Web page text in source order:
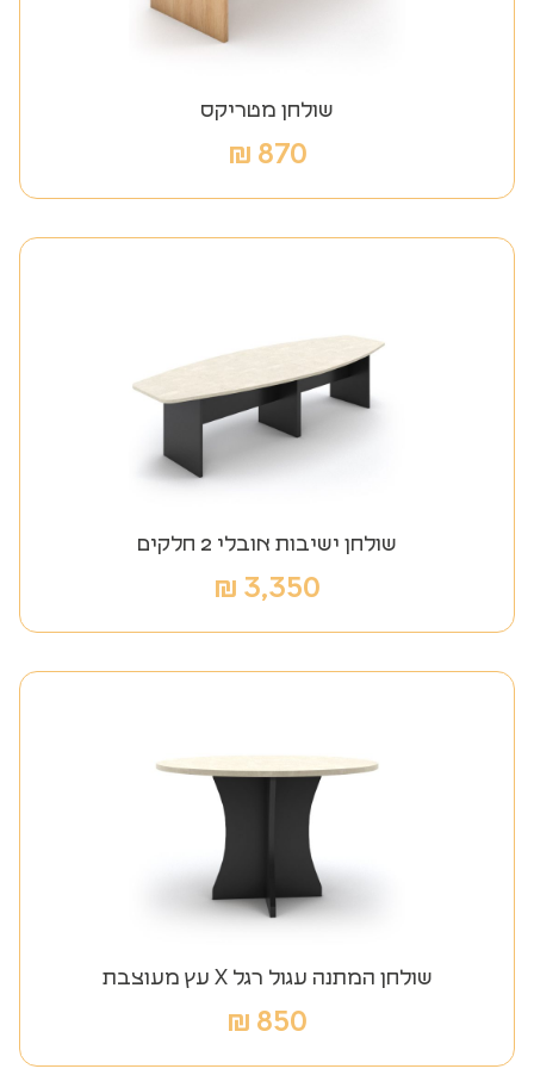
שולחן מטריקס
870
₪
שולחן ישיבות אובלי 2 חלקים
3,350
₪
שולחן המתנה עגול רגל X עץ מעוצבת
850
₪